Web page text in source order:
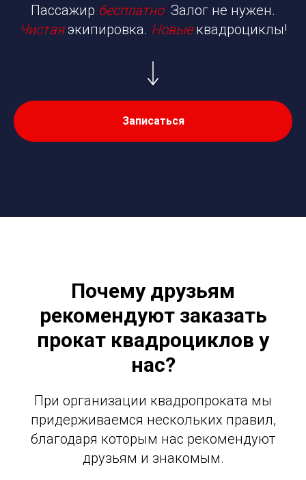
Пассажир бесплатно. Залог не нужен.
Чистая экипировка. Новые квадроциклы!
Записаться
Почему друзьям
рекомендуют заказать
прокат квадроциклов у
нас?
При организации квадропроката мы
придерживаемся нескольких правил,
благодаря которым нас рекомендуют
друзьям и знакомым.